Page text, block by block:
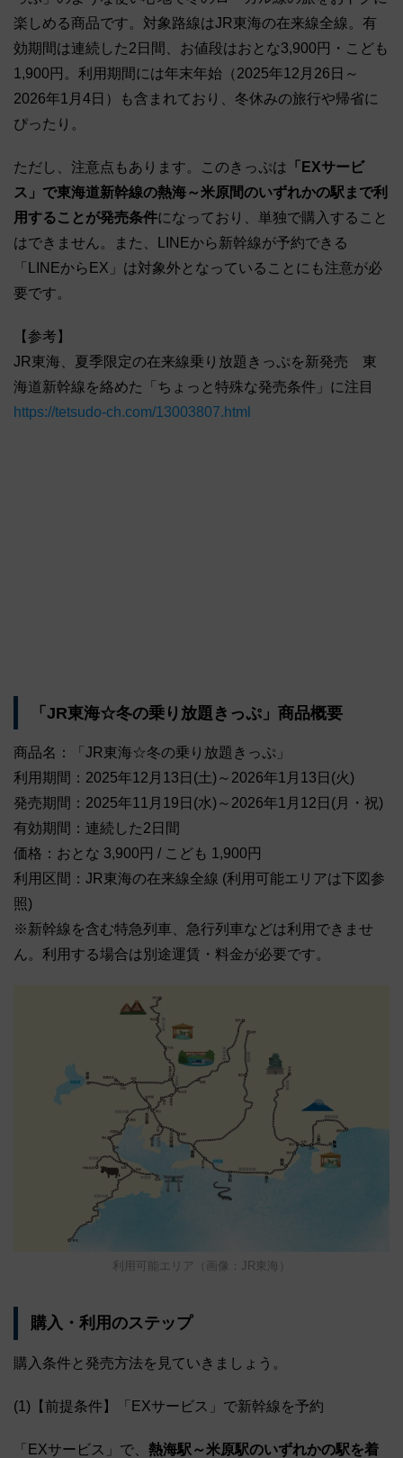
楽しめる商品です。対象路線はJR東海の在来線全線。有
効期間は連続した2日間、お値段はおとな3,900円・こども
1,900円。利用期間には年末年始（2025年12月26日～
2026年1月4日）も含まれており、冬休みの旅行や帰省に
ぴったり。
ただし、注意点もあります。このきっぷは
「EXサービ
ス」で東海道新幹線の熱海～米原間のいずれかの駅まで利
用することが発売条件になっており、単独で購入すること
はできません。また、LINEから新幹線が予約できる
「LINEからEX」は対象外となっていることにも注意が必
要です。
【参考】
JR東海、夏季限定の在来線乗り放題きっぷを新発売 東
海道新幹線を絡めた「ちょっと特殊な発売条件」に注目
https://tetsudo-ch.com/13003807.html
「JR東海☆冬の乗り放題きっぷ」商品概要
商品名：「JR東海☆冬の乗り放題きっぷ」
利用期間：2025年12月13日(土)～2026年1月13日(火)
発売期間：2025年11月19日(水)～2026年1月12日(月・祝)
有効期間：連続した2日間
価格：おとな 3,900円 / こども 1,900円
利用区間：JR東海の在来線全線 (利用可能エリアは下図参
照)
※新幹線を含む特急列車、急行列車などは利用できませ
ん。利用する場合は別途運賃・料金が必要です。
利用可能エリア（画像：JR東海）
購入・利用のステップ
購入条件と発売方法を見ていきましょう。
(1)【前提条件】「EXサービス」で新幹線を予約
「EXサービス」で、 熱海駅～米原駅のいずれかの駅を着